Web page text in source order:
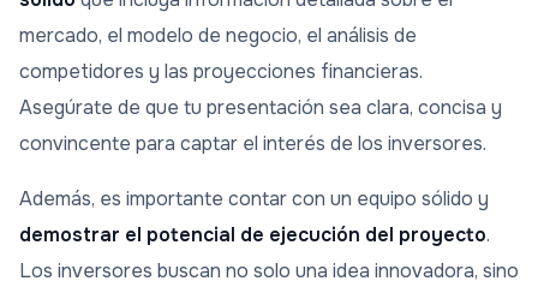
mercado, el modelo de negocio, el análisis de
competidores y las proyecciones financieras.
Asegúrate de que tu presentación sea clara, concisa y
convincente para captar el interés de los inversores.
Además, es importante contar con un equipo sólido y
demostrar el potencial de ejecución del proyecto.
Los inversores buscan no solo una idea innovadora, sino